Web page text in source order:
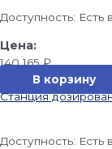
Доступность: Есть
140 165₽
В корзину
Станция
Доступность: Есть